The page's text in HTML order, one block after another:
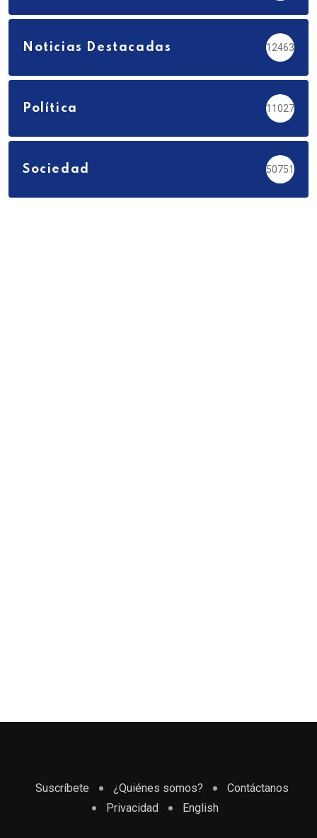
Noticias Destacadas 12463
Política 11027
Sociedad 50751
Suscríbete ¿Quiénes somos?
Contáctanos
Privacidad
English